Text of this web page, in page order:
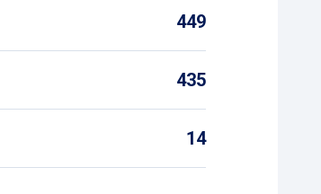
449
435
14